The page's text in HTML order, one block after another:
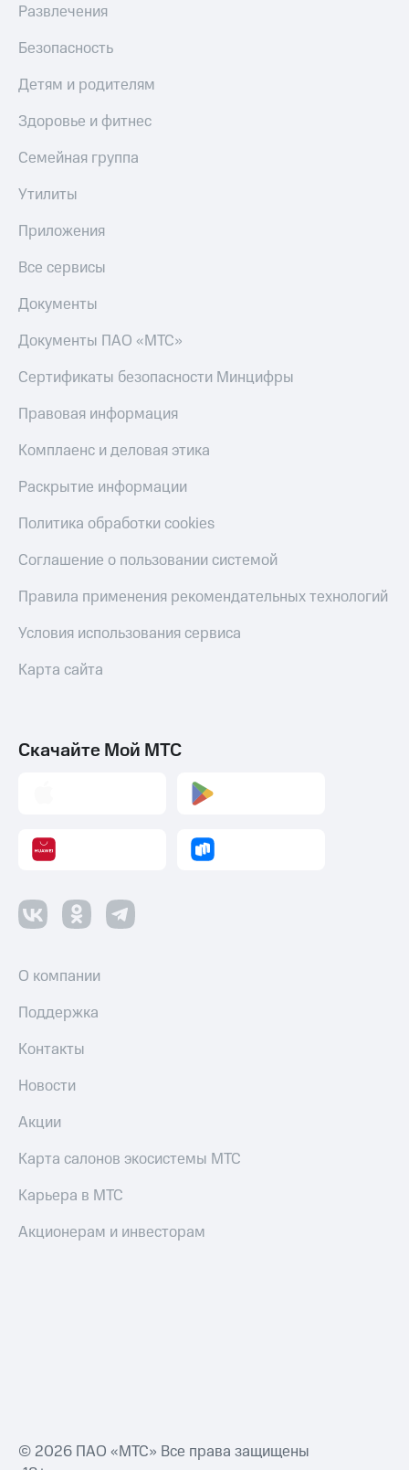
Развлечения
Безопасность
Детям и родителям
Здоровье и фитнес
Семейная группа
Утилиты
Приложения
Все сервисы
Документы
Документы ПАО «МТС»
Сертификаты безопасности Минцифры
Правовая информация
Комплаенс и деловая этика
Раскрытие информации
Политика обработки cookies
Соглашение о пользовании системой
Правила применения рекомендательных технологий
Условия использования сервиса
Карта сайта
Скачайте Мой МТС
О компании
Поддержка
Контакты
Новости
Акции
Карта салонов экосистемы МТС
Карьера в МТС
Акционерам и инвесторам
© 2026 ПАО «МТС» Все права защищены